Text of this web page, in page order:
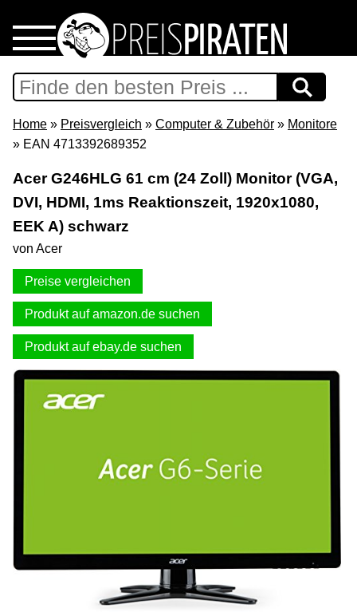
Home
Download
Support & Newsletter
Presse
Datenschutz
Impressum
Home » Preisvergleich » Computer & Zubehör » Monitore
» EAN 4713392689352
Acer G246HLG 61 cm (24 Zoll) Monitor (VGA,
DVI, HDMI, 1ms Reaktionszeit, 1920x1080,
EEK A) schwarz
von Acer
Preise vergleichen
Produkt auf amazon.de suchen
Produkt auf ebay.de suchen